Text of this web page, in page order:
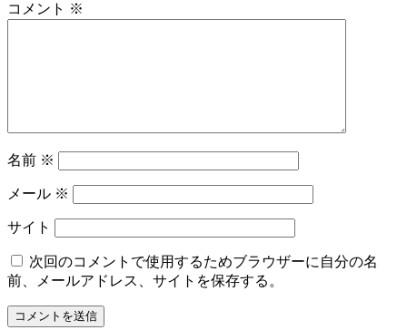
コメント ※
名前 ※
メール ※
サイト
次回のコメントで使用するためブラウザーに自分の名
前、メールアドレス、サイトを保存する。